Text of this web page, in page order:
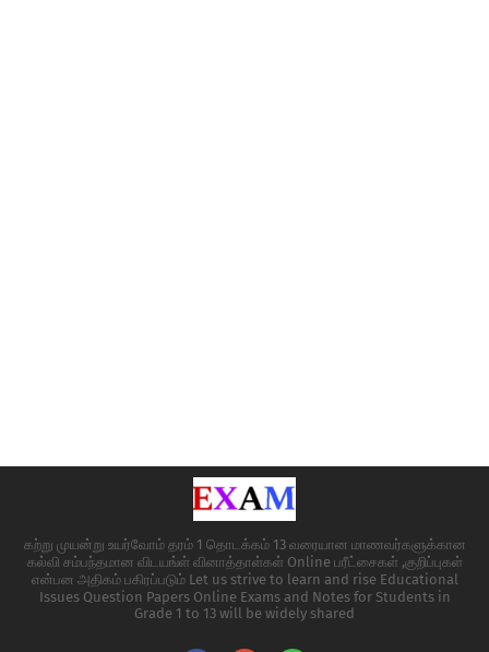
கற்று முயன்று உயர்வோம் தரம் 1 தொடக்கம் 13 வரையான மாணவர்களுக்கான
கல்வி சம்பந்தமான விடயங்ள் வினாத்தாள்கள் Online பரீட்சைகள் ,குறிப்புகள்
என்பன அதிகம் பகிரப்படும் Let us strive to learn and rise Educational
Issues Question Papers Online Exams and Notes for Students in
Grade 1 to 13 will be widely shared